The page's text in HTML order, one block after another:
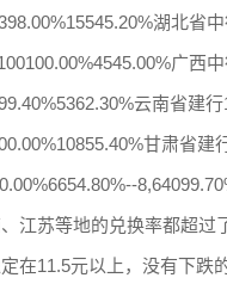
湖北省
广西
云南省建
甘肃省
江苏等地的兑换率都超过
在11.5元以上，没有下